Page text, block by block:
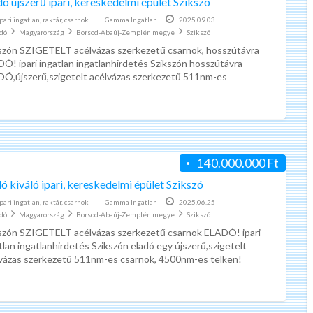
ad
tag
ingatlan, raktár, csarnok | Gamma Ingatlan
2025.09.03
Magyarország Borsod-Abaúj-Zemplén megye Szikszó
SZIGETELT acélvázas szerkezetű csarnok, hosszútávra
ipari ingatlan ingatlanhirdetés Szikszón hosszútávra
acélvázas szerkezetű 511nm-es
140.000.000 Ft
kiváló ipari, kereskedelmi épület Szikszó
ingatlan, raktár, csarnok | Gamma Ingatlan
2025.06.25
Magyarország Borsod-Abaúj-Zemplén megye Szikszó
SZIGETELT acélvázas szerkezetű csarnok ELADÓ! ipari
ingatlanhirdetés Szikszón eladó egy újszerű,szigetelt
szerkezetű 511nm-es csarnok, 4500nm-es telken!
ö
n
e
k
l
e
g
c
A kötelező biztosítás kötés
legegyszerűbb módja
Az Önnek legolcsóbb kötelező
K
é
r
d
ő
v
k
ö
t
A